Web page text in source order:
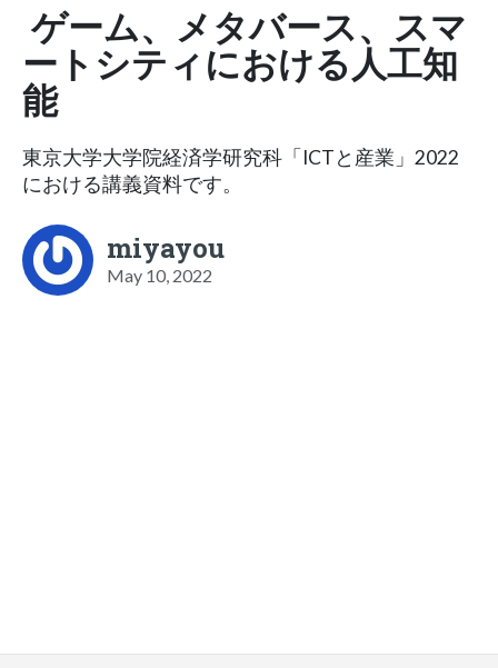
ゲーム、メタバース、スマ
ートシティにおける人工知
能
東京大学大学院経済学研究科「ICTと産業」2022
における講義資料です。
miyayou
May 10, 2022